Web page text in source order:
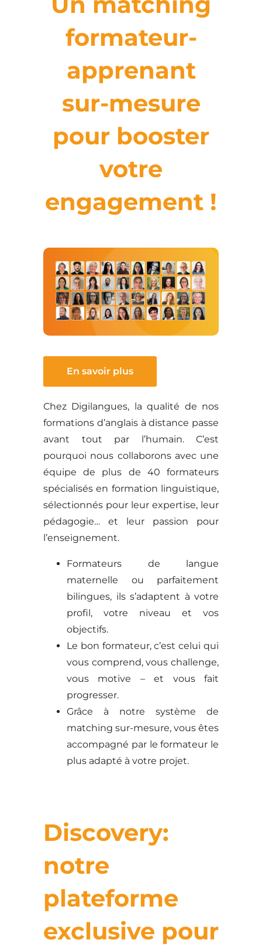
formateur-
apprenant
sur-mesure
pour booster
votre
engagement !
En savoir plus
Chez Digilangues, la qualité de nos
formations d’anglais à distance passe
avant tout par l’humain. C’est
pourquoi nous collaborons avec une
équipe de plus de 40 formateurs
spécialisés en formation linguistique,
sélectionnés pour leur expertise, leur
pédagogie… et leur passion pour
l’enseignement.
Formateurs de langue
maternelle ou parfaitement
bilingues, ils s’adaptent à votre
profil, votre niveau et vos
objectifs.
Le bon formateur, c’est celui qui
vous comprend, vous challenge,
vous motive – et vous fait
progresser.
Grâce à notre système de
matching sur-mesure, vous êtes
accompagné par le formateur le
plus adapté à votre projet.
Discovery:
notre
plateforme
exclusive pour